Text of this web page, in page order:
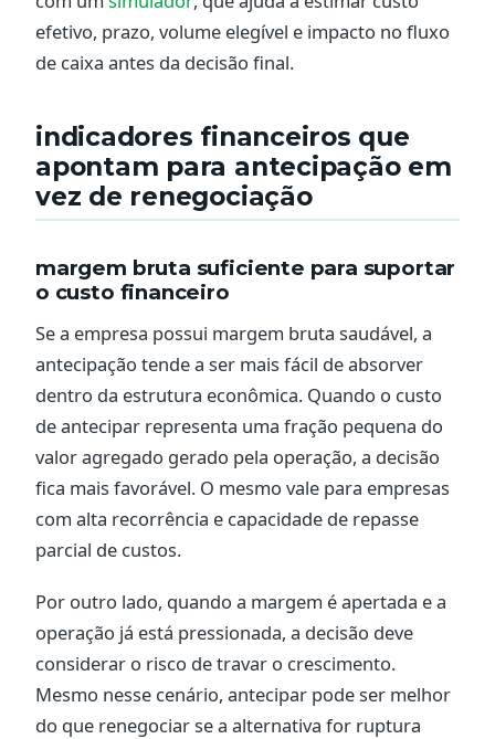
efetivo, prazo, volume elegível e impacto no fluxo
de caixa antes da decisão final.
indicadores financeiros que
apontam para antecipação em
vez de renegociação
margem bruta suficiente para suportar
o custo financeiro
Se a empresa possui margem bruta saudável, a
antecipação tende a ser mais fácil de absorver
dentro da estrutura econômica. Quando o custo
de antecipar representa uma fração pequena do
valor agregado gerado pela operação, a decisão
fica mais favorável. O mesmo vale para empresas
com alta recorrência e capacidade de repasse
parcial de custos.
Por outro lado, quando a margem é apertada e a
operação já está pressionada, a decisão deve
considerar o risco de travar o crescimento.
Mesmo nesse cenário, antecipar pode ser melhor
do que renegociar se a alternativa for ruptura